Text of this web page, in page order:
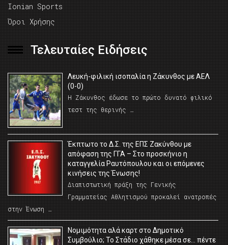
Ionian Sports
Όροι Χρήσης
Τελευταίες Ειδήσεις
Λευκή-φιλική ισοπαλία η Ζάκυνθος με ΑΕΛ
(0-0)
Η Ζάκυνθος έδωσε το πρώτο δυνατό φιλικό
τεστ της θερινής …
Έκπτωτο το Δ.Σ. της ΕΠΣ Ζακύνθου με
απόφαση της ΓΓΑ – Στο προσκήνιο η
καταγγελία Ραυτόπουλου και οι επόμενες
κινήσεις της Ένωσης!
Διαπιστωτική πράξη της Γενικής
Γραμματείας Αθλητισμού προκαλεί ανατροπές
στην Ένωση …
Νομιμότητα αλά καρτ στο Δημοτικό
Συμβούλιο; Το Στάδιο χάθηκε μέσα σε… πέντε